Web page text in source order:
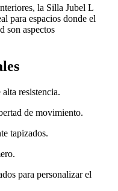
la Silla Jubel L
para espacios donde el
son aspectos
resistencia.
de movimiento.
tapizados.
para personalizar el